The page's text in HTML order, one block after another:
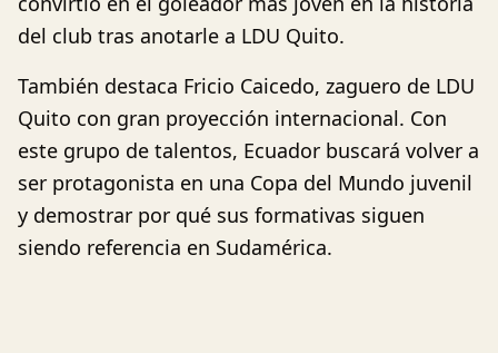
del club tras anotarle a LDU Quito.
También destaca Fricio Caicedo, zaguero de LDU
Quito con gran proyección internacional. Con
este grupo de talentos, Ecuador buscará volver a
ser protagonista en una Copa del Mundo juvenil
y demostrar por qué sus formativas siguen
siendo referencia en Sudamérica.